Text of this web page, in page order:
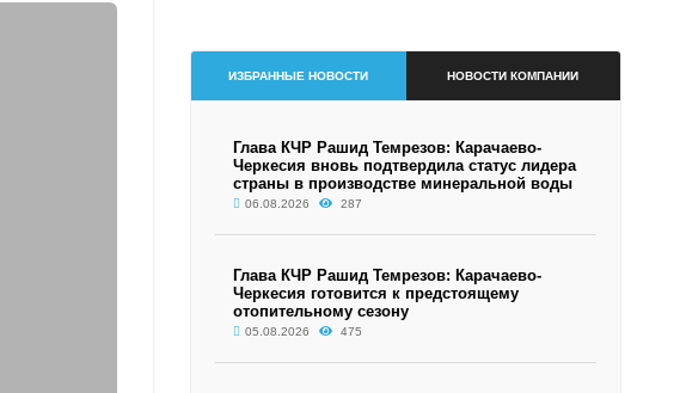
ИЗБРАННЫЕ НОВОСТИ НОВОСТИ КОМПАНИИ
Глава КЧР Рашид Темрезов: Карачаево-
Черкесия вновь подтвердила статус лидера
страны в производстве минеральной воды
06.08.2026 287
Глава КЧР Рашид Темрезов: Карачаево-
Черкесия готовится к предстоящему
отопительному сезону
05.08.2026 475